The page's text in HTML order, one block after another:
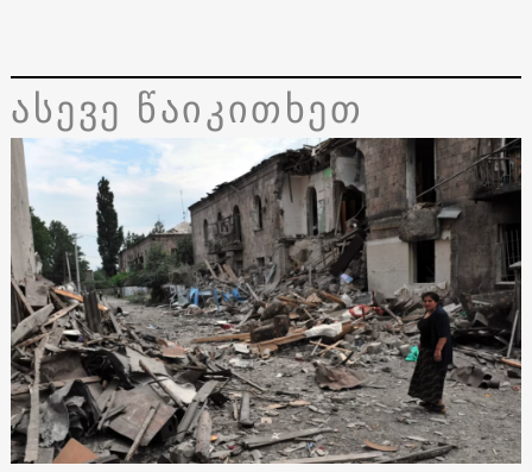
ასევე წაიკითხეთ